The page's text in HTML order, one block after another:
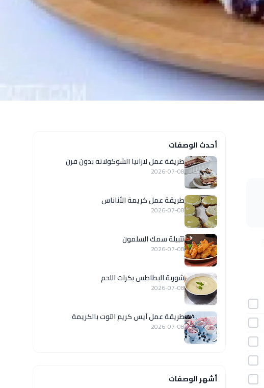
أحدث الوصفات
طريقة عمل لازانيا الشوكولاته بدون فرن
2026-07-08
طريقة عمل كريمة الأناناس
2026-07-08
تتبيلة سمك السلمون
2026-07-08
شوربة البطاطس بكرات اللحم
2026-07-08
طريقة عمل آيس كريم التوت بالكريمة
2026-07-08
أشهر الوصفات